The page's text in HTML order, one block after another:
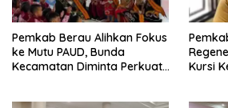
Pemkab Berau Alihkan Fokus
ke Mutu PAUD, Bunda
Kecamatan Diminta Perkuat
Kursi